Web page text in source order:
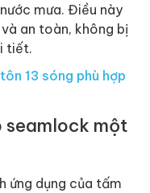
mưa. Điều này
an toàn, không bị
tiết.
13 sóng phù hợp
một
ứng dụng của tấm